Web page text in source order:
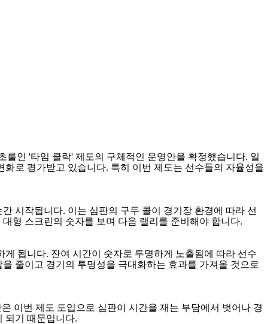
룰인 '타임 클락' 제도의 구체적인 운영안을 확정했습니다. 일
화로 평가받고 있습니다. 특히 이번 제도는 선수들의 자율성을
간 시작됩니다. 이는 심판의 구두 콜이 경기장 환경에 따라 선
형 스크린의 숫자를 보며 다음 랠리를 준비해야 합니다.
게 됩니다. 잔여 시간이 숫자로 투명하게 노출됨에 따라 선수
줄이고 경기의 투명성을 극대화하는 효과를 가져올 것으로
이번 제도 도입으로 심판이 시간을 재는 부담에서 벗어나 경
되기 때문입니다.